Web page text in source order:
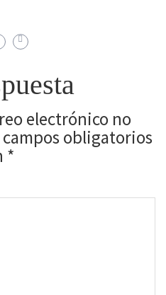
electrónico no
campos obligatorios
*